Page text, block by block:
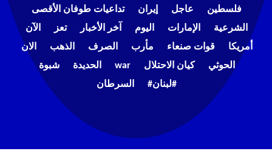
فلسطين
عاجل إيران
تداعيات طوفان الأقصى
الشرعية
الإمارات اليوم آخر الأخبار تعز
الآن
أمريكا
قوات صنعاء مأرب الصرف الذهب
الان
الحوثي
كيان الاحتلال war الحديدة
شبوة
#لبنان#
السرطان